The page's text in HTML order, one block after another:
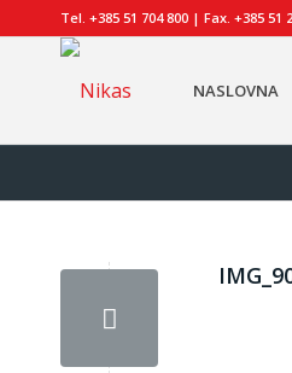
Tel. +385 51 704 800 | Fax. +385 51
NASLOVNA